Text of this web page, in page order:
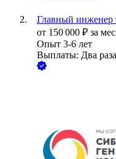
Главный инженер
от 150 000 ₽ за
Опыт 3-6 лет
Выплаты: Два